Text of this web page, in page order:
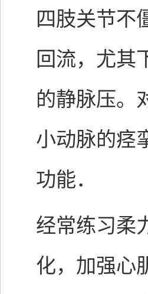
四肢关节不
回流，尤其
的静脉压。
小动脉的痉
功能．
经常练习柔
化，加强心